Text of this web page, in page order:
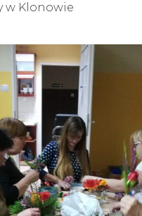
w Klonowie